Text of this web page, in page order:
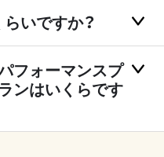
いですか？
フォーマンスプ
ンはいくらです